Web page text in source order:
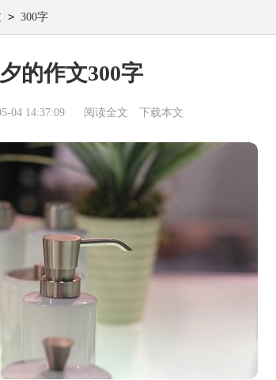
> 300字
的作文300字
04 14:37:09 阅读全文 下载本文